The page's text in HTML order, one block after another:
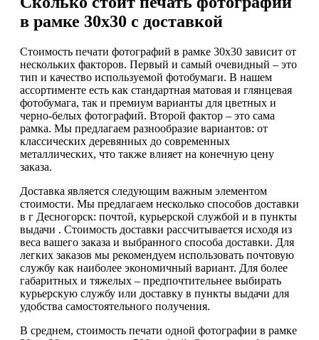
в рамке 30х30 с доставкой
Стоимость печати фотографий в рамке 30х30 зависит от
нескольких факторов. Первый и самый очевидный – это
тип и качество используемой фотобумаги. В нашем
ассортименте есть как стандартная матовая и глянцевая
фотобумага, так и премиум варианты для цветных и
черно-белых фотографий. Второй фактор – это сама
рамка. Мы предлагаем разнообразие вариантов: от
классических деревянных до современных
металлических, что также влияет на конечную цену
заказа.
Доставка является следующим важным элементом
стоимости. Мы предлагаем несколько способов доставки
в г Десногорск: почтой, курьерской службой и в пункты
выдачи . Стоимость доставки рассчитывается исходя из
веса вашего заказа и выбранного способа доставки. Для
легких заказов мы рекомендуем использовать почтовую
службу как наиболее экономичный вариант. Для более
габаритных и тяжелых – предпочтительнее выбирать
курьерскую службу или доставку в пункты выдачи для
удобства самостоятельного получения.
В среднем, стоимость печати одной фотографии в рамке